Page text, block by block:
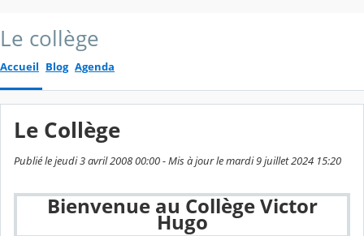
Le collège
Accueil Blog Agenda
Le Collège
Publié le jeudi 3 avril 2008 00:00 - Mis à jour le mardi 9 juillet 2024 15:20
Bienvenue au Collège Victor
Hugo